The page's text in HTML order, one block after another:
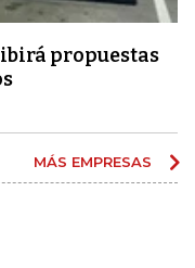
propuestas
MÁS EMPRESAS